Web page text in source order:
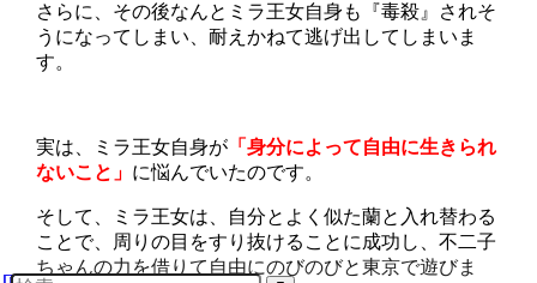
さらに、その後なんとミラ王女自身も『毒殺』されそ
うになってしまい、耐えかねて逃げ出してしまいま
す。
実は、ミラ王女自身が 「身分によって自由に生きられ
ないこと」 に悩んでいたのです。
そして、ミラ王女は、自分とよく似た蘭と入れ替わる
ことで、周りの目をすり抜けることに成功し、不二子
ちゃんの力を借りて自由にのびのびと東京で遊びま